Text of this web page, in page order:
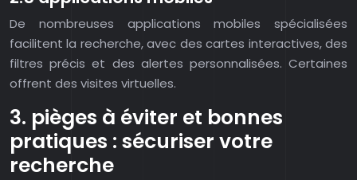
De nombreuses applications mobiles spécialisées
facilitent la recherche, avec des cartes interactives, des
filtres précis et des alertes personnalisées. Certaines
offrent des visites virtuelles.
3. pièges à éviter et bonnes
pratiques : sécuriser votre
recherche